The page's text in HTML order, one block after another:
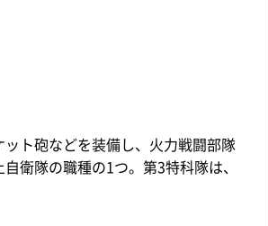
ト砲などを装備し、火力戦闘部隊
衛隊の職種の1つ。第3特科隊は、